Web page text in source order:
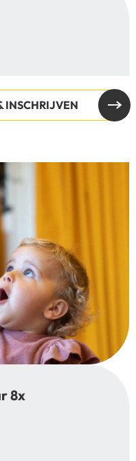
INSCHRIJVEN
8x